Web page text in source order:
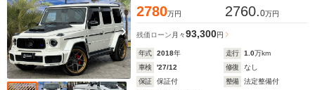
2780万円 2760.0万円
残価ローン 月々93,300円
年式 2018年 走行 1.0万km
車検
'27/12 修復
なし
保証
保証付 整備
法定整備付